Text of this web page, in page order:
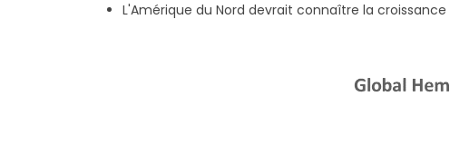
L'Amérique du Nord devrait connaître la